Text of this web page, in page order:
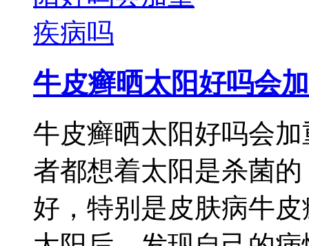
牛皮癣晒太阳好吗会加
牛皮癣晒太阳好吗会
者都想着太阳是杀菌
好，特别是皮肤病牛